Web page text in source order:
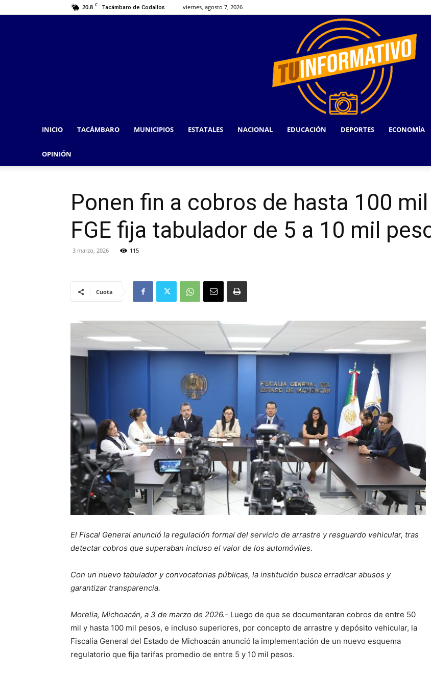
20.8 C Tacámbaro de Codallos viernes, agosto 7, 2026
INICIO TACÁMBARO MUNICIPIOS ESTATALES NACIONAL EDUCACIÓN DEPORTES ECONOMÍA
OPINIÓN
Ponen fin a cobros de hasta 100
FGE fija tabulador de 5 a 10 mil
3 marzo, 2026 115
Cuota
El Fiscal General anunció la regulación formal del servicio de arrastre y resguardo vehicular, tras
detectar cobros que superaban incluso el valor de los automóviles.
Con un nuevo tabulador y convocatorias públicas, la institución busca erradicar abusos y
garantizar transparencia.
Morelia, Michoacán, a 3 de marzo de 2026.- Luego de que se documentaran cobros de entre 50
mil y hasta 100 mil pesos, e incluso superiores, por concepto de arrastre y depósito vehicular, la
Fiscalía General del Estado de Michoacán anunció la implementación de un nuevo esquema
regulatorio que fija tarifas promedio de entre 5 y 10 mil pesos.